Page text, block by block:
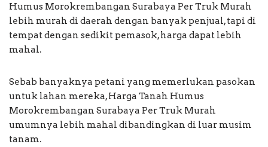
Humus Morokrembangan Surabaya Per Truk Murah
lebih murah di daerah dengan banyak penjual, tapi di
tempat dengan sedikit pemasok, harga dapat lebih
mahal.
Sebab banyaknya petani yang memerlukan pasokan
untuk lahan mereka, Harga Tanah Humus
Morokrembangan Surabaya Per Truk Murah
umumnya lebih mahal dibandingkan di luar musim
tanam.